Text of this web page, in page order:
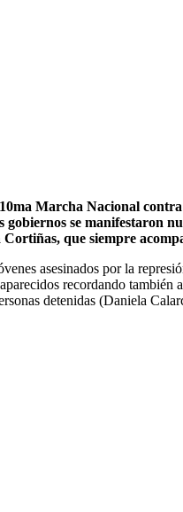
Marcha Nacional
se manifestaron
que siempre
asesinados por la
recordando
detenidas (Daniela